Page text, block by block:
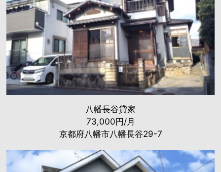
八幡長谷貸家
73,000円/月
京都府八幡市八幡長谷29-7